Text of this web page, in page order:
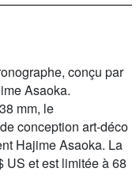
conçu par
Asaoka.
mm, le
conception art-déco
Hajime Asaoka. La
US et est limitée à 68